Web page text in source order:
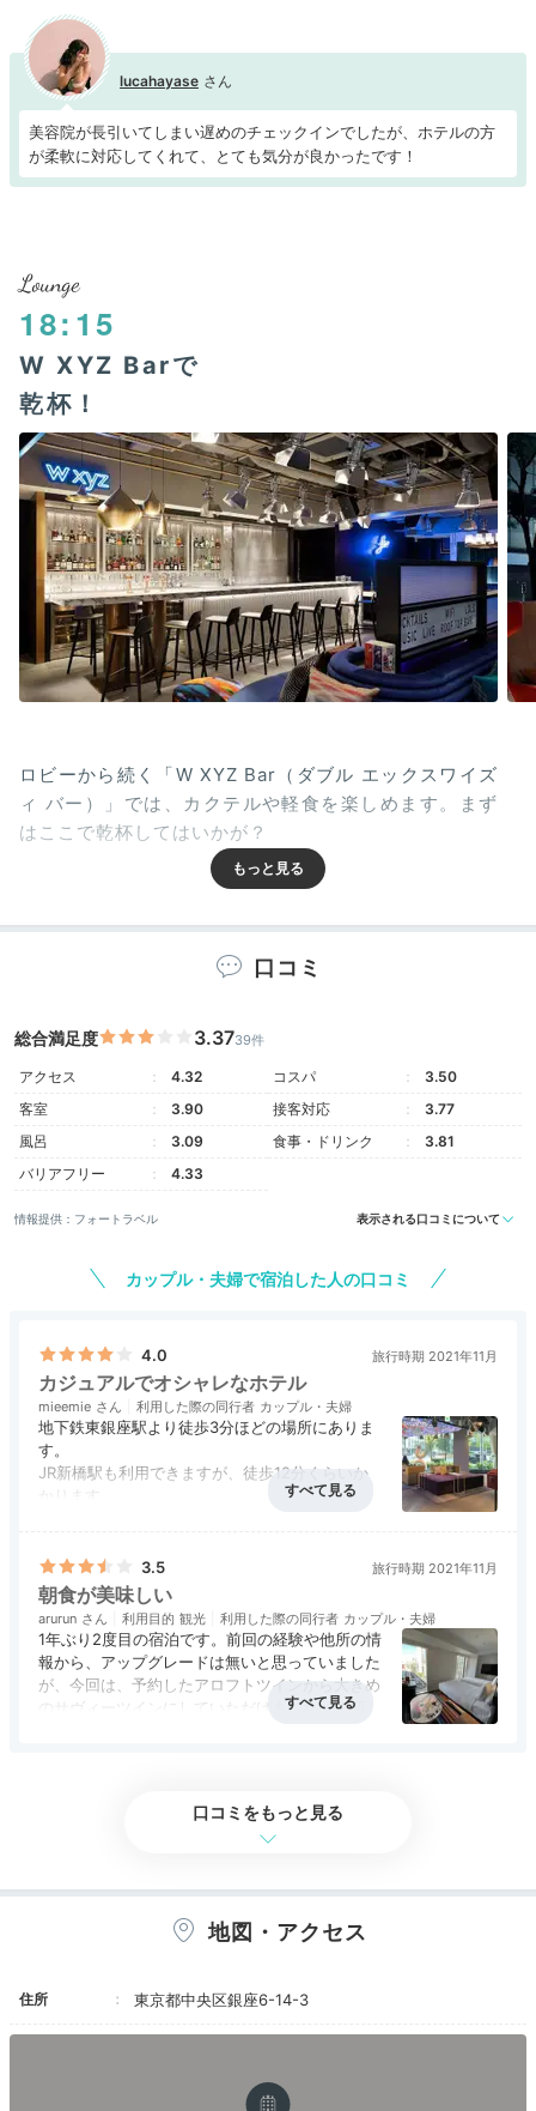
lucahayase
美容院が長引いてしまい遅めのチェックインでしたが、ホテルの方
が柔軟に対応してくれて、とても気分が良かったです！
Lounge
18:15
W XYZ Barで
乾杯！
ロビーから続く「W XYZ Bar（ダブル エックスワイズ
ィ バー）」では、カクテルや軽食を楽しめます。まず
はここで乾杯してはいかが？
アートと音楽を
楽しむスイート
リビングとベッドルームを備えた贅沢な「アロフトスイ
ート」。音楽好きの支配人が選んだというレコードのコ
レクションとプレーヤーもあります。素敵な音楽をかけ
て寛いで。
lucahayase
部屋の真ん中にガラス張りのお風呂があったり、レコー
ドブースがあったり。壁紙、ティーカップ、家具、全て
変わった形をしていておしゃれでした！
+2
ホテル内のショップや
街でグルメを購入
口コミ
総合満足度 3.3739件
アクセス 4.32 コスパ
3.50
客室
3.90 接客対応
3.77
風呂
3.09 食事・ドリンク
3.81
バリアフリー
4.33
情報提供：フォートラベル 表示される口コミについて
カップル・夫婦で宿泊した人の口コミ
4.0 旅行時期 2021年11月
カジュアルでオシャレなホテル
mieemie 利用した際の同行者 カップル・夫婦
地下鉄東銀座駅より徒歩3分ほどの場所にありま
す。
JR新橋駅も利用できますが、徒歩12分くらいか
かります。
です。
お部屋はこじんまりとしていますが、必要なもの
は揃っているので快適です。ほとんどのお部屋に
浴槽はありません。
テレビはログインすればNetflixが見れます。
スタッフもカジュアルな接客ですが皆さん笑顔で
食事・ドリンク
3.5 旅行時期 2021年11月
朝食が美味しい
arurun 利用目的 観光 利用した際の同行者 カップル・夫婦
1年ぶり2度目の宿泊です。前回の経験や他所の情
報から、アップグレードは無いと思っていました
が、今回は、予約したアロフトツインから大きめ
のサヴィーツインにしていただけました。角部屋
問題なく使えて、快適に過ごせました。
口コミをもっと見る
地図・アクセス
住所 東京都中央区銀座6-14-3